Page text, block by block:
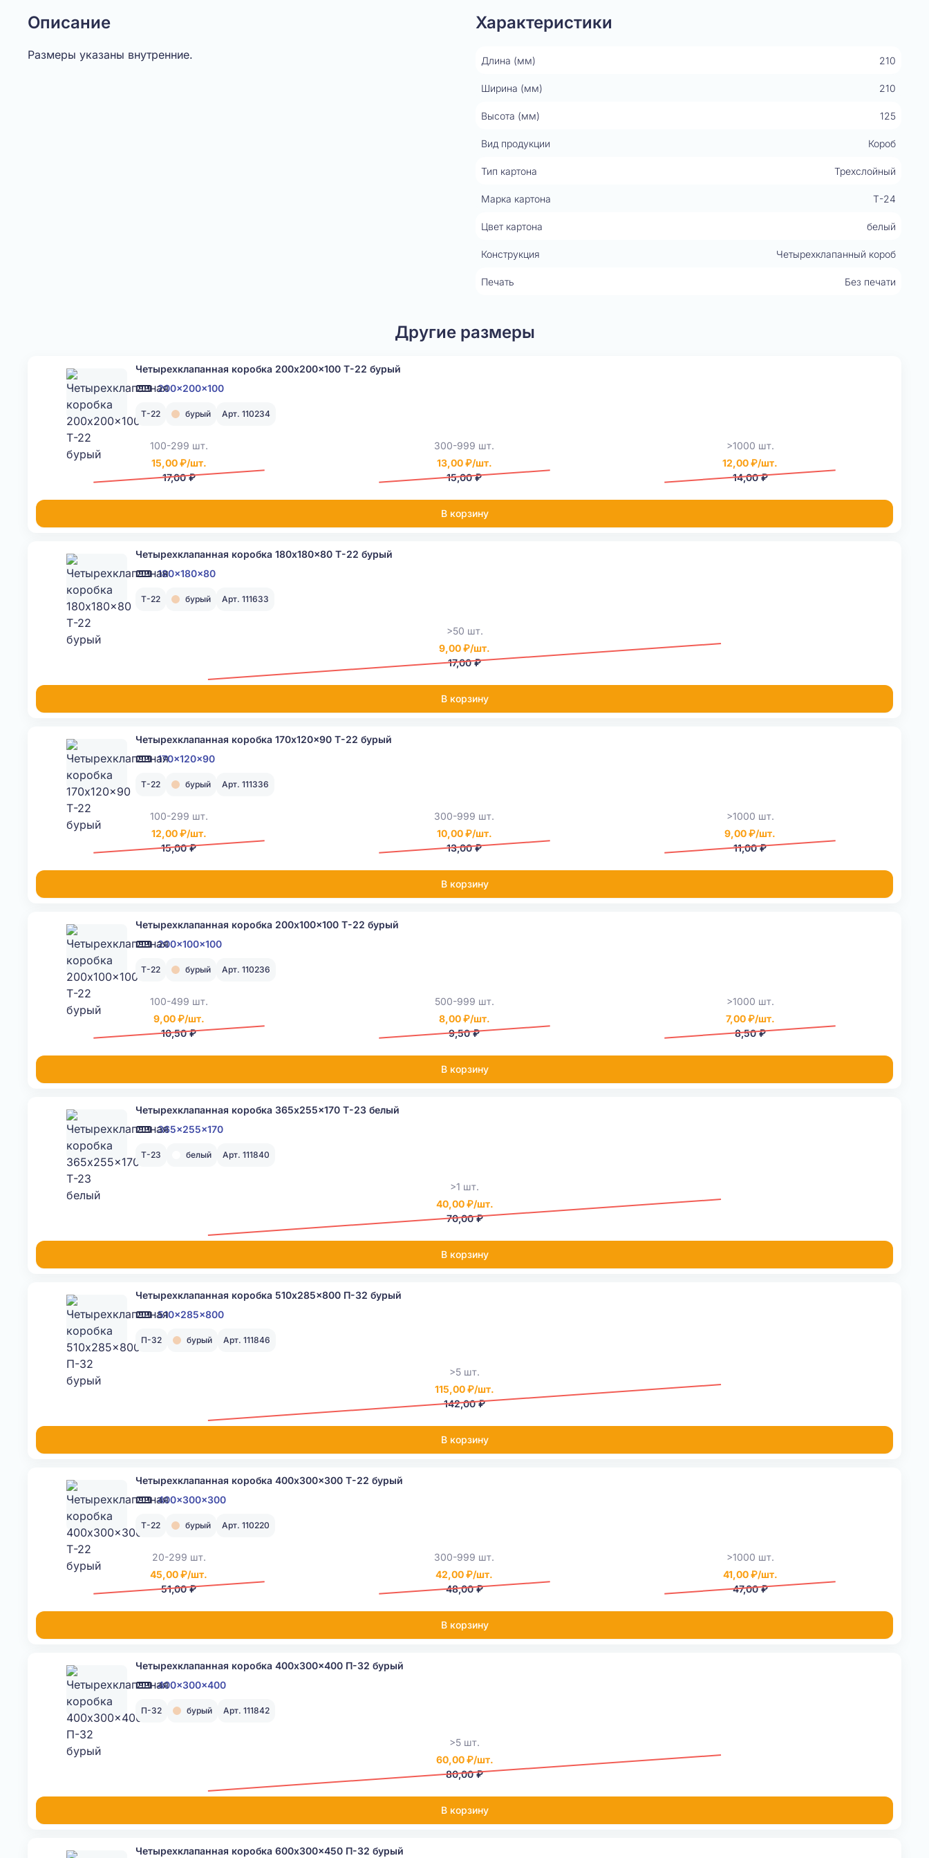
Описание
Размеры указаны внутренние.
Характеристики
Длина (мм) 210
Ширина (мм) 210
Высота (мм) 125
Вид продукции Короб
Тип картона Трехслойный
Марка картона Т-24
Цвет картона белый
Конструкция Четырехклапанный короб
Печать Без печати
Другие размеры
Четырехклапанная коробка 200x200x100 Т-22 бурый
200x200x100
Т-22 бурый Арт. 110234
100-299 шт.
15,00 ₽/шт.
17,00 ₽
300-999 шт.
13,00 ₽/шт.
15,00 ₽
>1000 шт.
12,00 ₽/шт.
14,00 ₽
В корзину
Четырехклапанная коробка 180x180x80 Т-22 бурый
180x180x80
Т-22 бурый Арт. 111633
>50 шт.
9,00 ₽/шт.
17,00 ₽
В корзину
Четырехклапанная коробка 170x120x90 Т-22 бурый
170x120x90
Т-22 бурый Арт. 111336
100-299 шт.
12,00 ₽/шт.
15,00 ₽
300-999 шт.
10,00 ₽/шт.
13,00 ₽
>1000 шт.
9,00 ₽/шт.
11,00 ₽
В корзину
Четырехклапанная коробка 200x100x100 Т-22 бурый
200x100x100
Т-22 бурый Арт. 110236
100-499 шт.
9,00 ₽/шт.
10,50 ₽
500-999 шт.
8,00 ₽/шт.
9,50 ₽
>1000 шт.
7,00 ₽/шт.
8,50 ₽
В корзину
Четырехклапанная коробка 365x255x170 Т-23 белый
365x255x170
Т-23 белый Арт. 111840
>1 шт.
40,00 ₽/шт.
70,00 ₽
В корзину
Четырехклапанная коробка 510x285x800 П-32 бурый
510x285x800
П-32 бурый Арт. 111846
>5 шт.
115,00 ₽/шт.
142,00 ₽
В корзину
Четырехклапанная коробка 400x300x300 Т-22 бурый
400x300x300
Т-22 бурый Арт. 110220
20-299 шт.
45,00 ₽/шт.
51,00 ₽
300-999 шт.
42,00 ₽/шт.
48,00 ₽
>1000 шт.
41,00 ₽/шт.
47,00 ₽
В корзину
Четырехклапанная коробка 400x300x400 П-32 бурый
400x300x400
П-32 бурый Арт. 111842
>5 шт.
60,00 ₽/шт.
80,00 ₽
В корзину
Четырехклапанная коробка 600x300x450 П-32 бурый